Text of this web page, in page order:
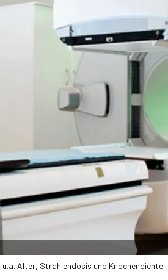
Alter, Strahlendosis und Knochendichte.